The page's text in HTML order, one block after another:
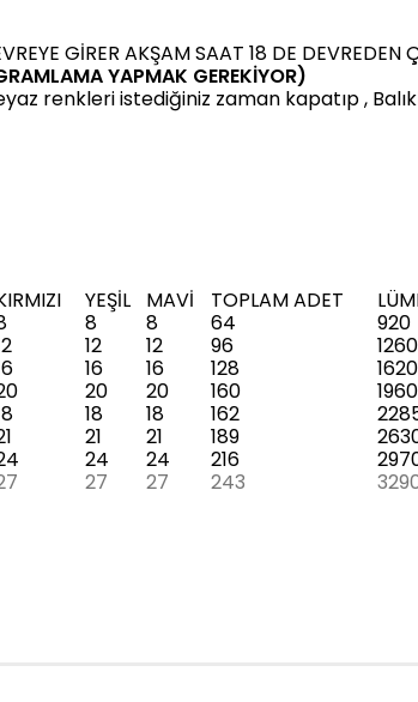
GİRER AKŞAM SAAT 18 DE DEVREDEN
YAPMAK GEREKİYOR)
renkleri istediğiniz zaman kapatıp ,
YEŞİL MAVİ TOPLAM ADET
8 8 64 920
12 12 96 1260
16 16 128 1620
20 20 160 1960
18 18 162
21 21 189
24 24 216
27 27 243